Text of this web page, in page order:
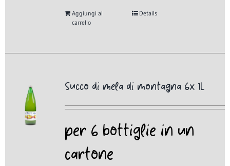
Aggiungi al
carrello
Details
Succo di mela di montagna 6x 1L
per 6 bottiglie in un
cartone